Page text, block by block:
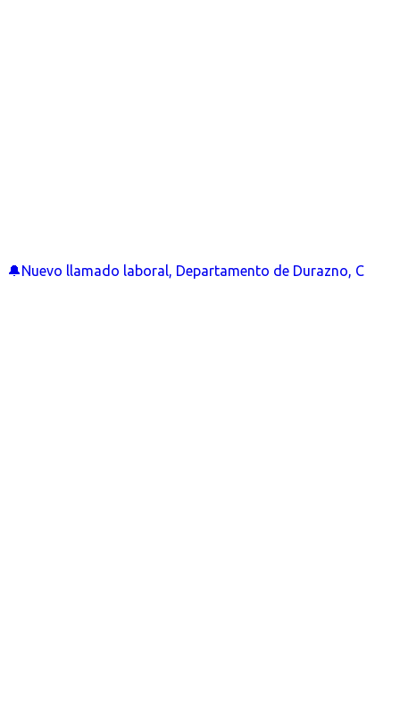
🔔Nuevo llamado laboral, Departamento de Durazno, C